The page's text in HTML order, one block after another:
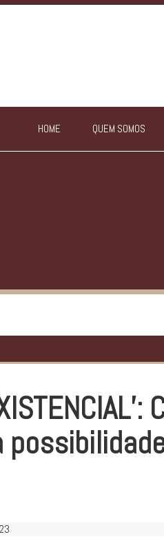
HOME QUEM SOMOS